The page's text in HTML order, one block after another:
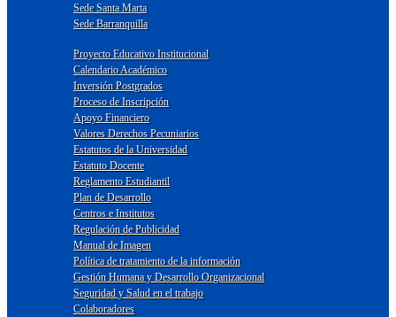
Sede Santa Marta
Sede Barranquilla
Proyecto Educativo Institucional
Calendario Académico
Inversión Postgrados
Proceso de Inscripción
Apoyo Financiero
Valores Derechos Pecuniarios
Estatutos de la Universidad
Estatuto Docente
Reglamento Estudiantil
Plan de Desarrollo
Centros e Institutos
Regulación de Publicidad
Manual de Imagen
Política de tratamiento de la información
Gestión Humana y Desarrollo Organizacional
Seguridad y Salud en el trabajo
Colaboradores